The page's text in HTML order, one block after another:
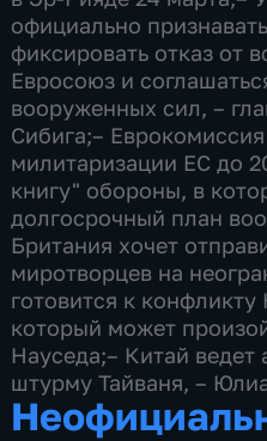
официально
фиксировать отказ от
Евросоюз и
вооруженных сил, –
Сибига; ​–
милитаризации ЕС до
книгу" обороны, в
долгосрочный план
Британия хочет
миротворцев на
готовится к
который может
Науседа; ​​– Китай
штурму Тайваня, –